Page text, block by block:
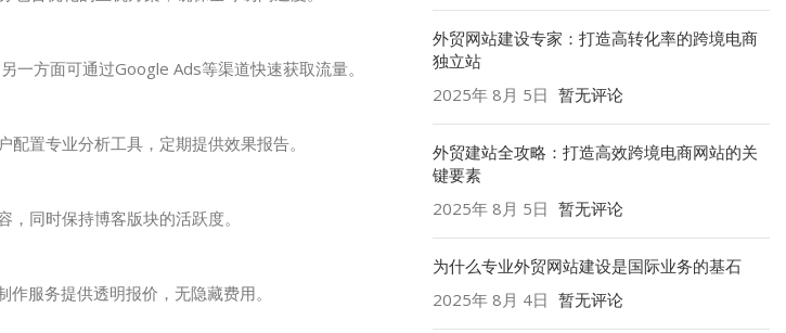
一方面可通过Google Ads等渠道快速获取流量。
置专业分析工具，定期提供效果报告。
同时保持博客版块的活跃度。
服务提供透明报价，无隐藏费用。
外贸网站建设专家：打造高转化率的跨境电商
独立站
2025年 8月 5日 暂无评论
外贸建站全攻略：打造高效跨境电商网站的关
键要素
2025年 8月 5日 暂无评论
为什么专业外贸网站建设是国际业务的基石
2025年 8月 4日 暂无评论